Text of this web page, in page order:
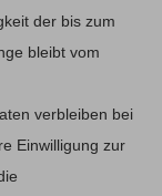
der bis zum
bleibt vom
verbleiben bei
Einwilligung zur